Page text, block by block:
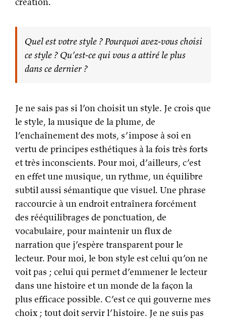
Quel est votre style ? Pourquoi avez-vous choisi
ce style ? Qu’est-ce qui vous a attiré le plus
dans ce dernier ?
Je ne sais pas si l’on choisit un style. Je crois que
le style, la musique de la plume, de
l’enchaînement des mots, s’impose à soi en
vertu de principes esthétiques à la fois très forts
et très inconscients. Pour moi, d’ailleurs, c’est
en effet une musique, un rythme, un équilibre
subtil aussi sémantique que visuel. Une phrase
raccourcie à un endroit entraînera forcément
des rééquilibrages de ponctuation, de
vocabulaire, pour maintenir un flux de
narration que j’espère transparent pour le
lecteur. Pour moi, le bon style est celui qu’on ne
voit pas ; celui qui permet d’emmener le lecteur
dans une histoire et un monde de la façon la
plus efficace possible. C’est ce qui gouverne mes
choix ; tout doit servir l’histoire. Je ne suis pas